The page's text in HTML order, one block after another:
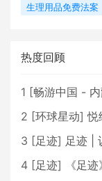
生理用品免费法案
热度回顾
1 [畅游中国 -
2 [环球星动] 悦
3 [足迹] 足迹 |
4 [足迹]
《足